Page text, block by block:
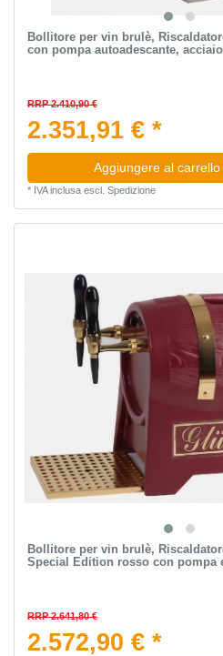
Bollitore per vin brulè,
con pompa autoadescante,
RRP 2.410,90 €
2.351,91 € *
Aggiungere al
* IVA inclusaescl. Spedizione
Bollitore per vin brulè,
Special Edition rosso con pompa
RRP 2.641,80 €
2.572,90 € *